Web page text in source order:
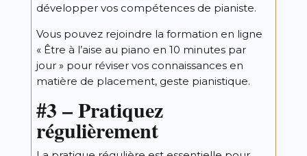
développer vos compétences de pianiste.
Vous pouvez rejoindre la formation en ligne
« Être à l’aise au piano en 10 minutes par
jour » pour réviser vos connaissances en
matière de placement, geste pianistique.
#3 –Pratiquez
régulièrement